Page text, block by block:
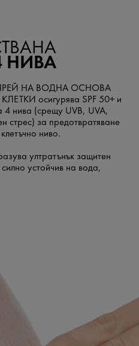
НИВА
НА ВОДНА ОСНОВА
осигурява SPF 50+ и
4 нива (срещу UVB, UVA,
стрес) за предотвратяване
ниво.
ултратънък защитен
устойчив на вода,